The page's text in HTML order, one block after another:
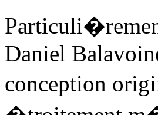
Daniel
conception